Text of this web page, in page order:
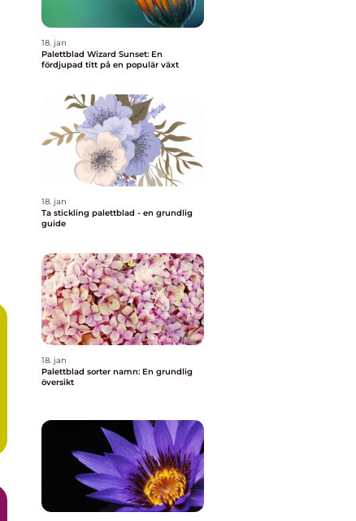
18. jan
Palettblad Wizard Sunset: En
fördjupad titt på en populär växt
18. jan
Ta stickling palettblad - en grundlig
guide
18. jan
Palettblad sorter namn: En grundlig
översikt